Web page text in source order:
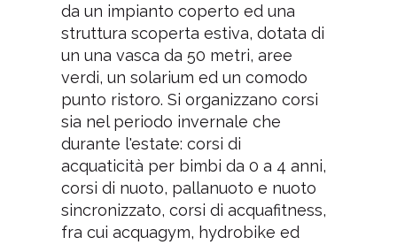
da un impianto coperto ed una
struttura scoperta estiva, dotata di
un una vasca da 50 metri, aree
verdi, un solarium ed un comodo
punto ristoro. Si organizzano corsi
sia nel periodo invernale che
durante l'estate: corsi di
acquaticità per bimbi da 0 a 4 anni,
corsi di nuoto, pallanuoto e nuoto
sincronizzato, corsi di acquafitness,
fra cui acquagym, hydrobike ed